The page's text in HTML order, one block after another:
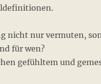
nicht nur vermuten,
für wen?
gefühltem und